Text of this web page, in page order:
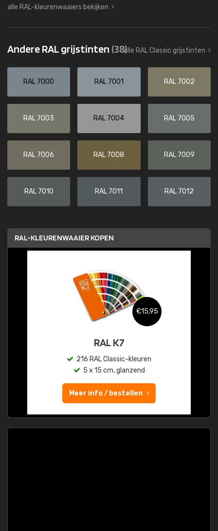
alle RAL-kleurenwaaiers bekijken
Andere RAL grijstinten (38)alle RAL Classic grijstinten
RAL 7000 RAL 7001 RAL 7002
RAL 7003 RAL 7004 RAL 7005
RAL 7006 RAL 7008 RAL 7009
RAL 7010 RAL 7011 RAL 7012
RAL-KLEURENWAAIER KOPEN
€15,95
RAL K7
216 RAL Classic-kleuren
5 x 15 cm, glanzend
Meer info / bestellen